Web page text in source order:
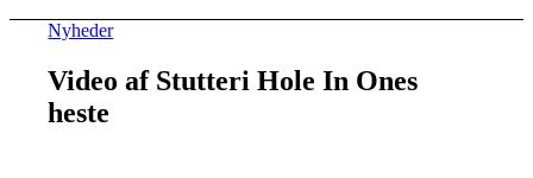
Nyheder
Video af Stutteri Hole In Ones
heste